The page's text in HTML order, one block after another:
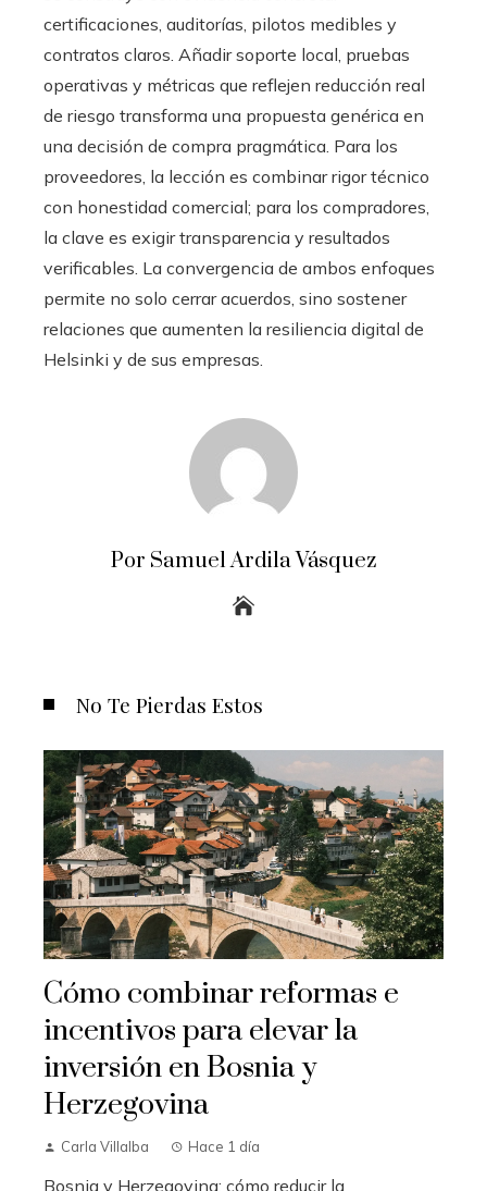
certificaciones, auditorías, pilotos medibles y
contratos claros. Añadir soporte local, pruebas
operativas y métricas que reflejen reducción real
de riesgo transforma una propuesta genérica en
una decisión de compra pragmática. Para los
proveedores, la lección es combinar rigor técnico
con honestidad comercial; para los compradores,
la clave es exigir transparencia y resultados
verificables. La convergencia de ambos enfoques
permite no solo cerrar acuerdos, sino sostener
relaciones que aumenten la resiliencia digital de
Helsinki y de sus empresas.
Por Samuel Ardila Vásquez
No Te Pierdas Estos
Cómo combinar reformas e
incentivos para elevar la
inversión en Bosnia y
Herzegovina
Carla Villalba Hace 1 día
Bosnia y Herzegovina: cómo reducir la